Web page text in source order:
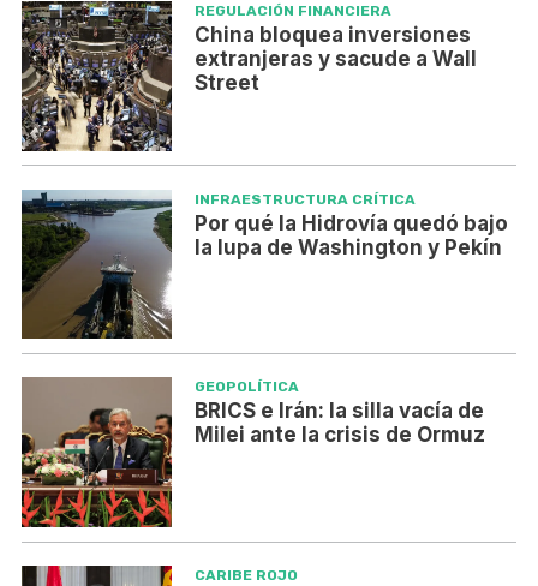
REGULACIÓN FINANCIERA
China bloquea inversiones
extranjeras y sacude a Wall
Street
INFRAESTRUCTURA CRÍTICA
Por qué la Hidrovía quedó bajo
la lupa de Washington y Pekín
GEOPOLÍTICA
BRICS e Irán: la silla vacía de
Milei ante la crisis de Ormuz
CARIBE ROJO